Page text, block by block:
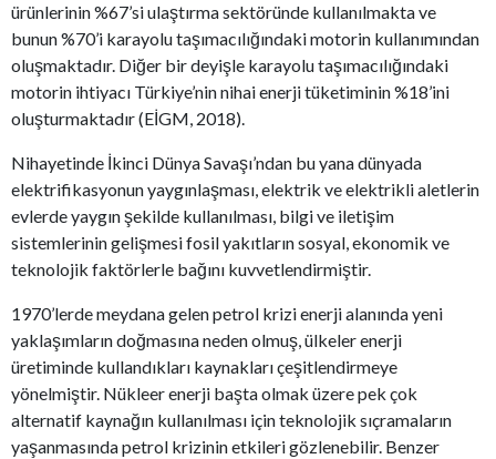
ürünlerinin %67’si ulaştırma sektöründe kullanılmakta ve
bunun %70’i karayolu taşımacılığındaki motorin kullanımından
oluşmaktadır. Diğer bir deyişle karayolu taşımacılığındaki
motorin ihtiyacı Türkiye’nin nihai enerji tüketiminin %18’ini
oluşturmaktadır (EİGM, 2018).
Nihayetinde İkinci Dünya Savaşı’ndan bu yana dünyada
elektrifikasyonun yaygınlaşması, elektrik ve elektrikli aletlerin
evlerde yaygın şekilde kullanılması, bilgi ve iletişim
sistemlerinin gelişmesi fosil yakıtların sosyal, ekonomik ve
teknolojik faktörlerle bağını kuvvetlendirmiştir.
1970’lerde meydana gelen petrol krizi enerji alanında yeni
yaklaşımların doğmasına neden olmuş, ülkeler enerji
üretiminde kullandıkları kaynakları çeşitlendirmeye
yönelmiştir. Nükleer enerji başta olmak üzere pek çok
alternatif kaynağın kullanılması için teknolojik sıçramaların
yaşanmasında petrol krizinin etkileri gözlenebilir. Benzer